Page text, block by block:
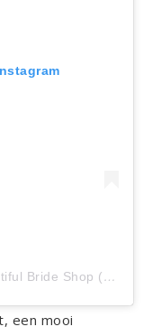
Een bericht gedeeld door The Beautiful Bride Shop (@beautifulbrideshop)
een mooi